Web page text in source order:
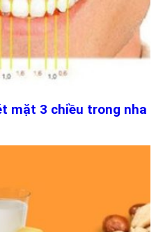
mặt 3 chiều trong nha